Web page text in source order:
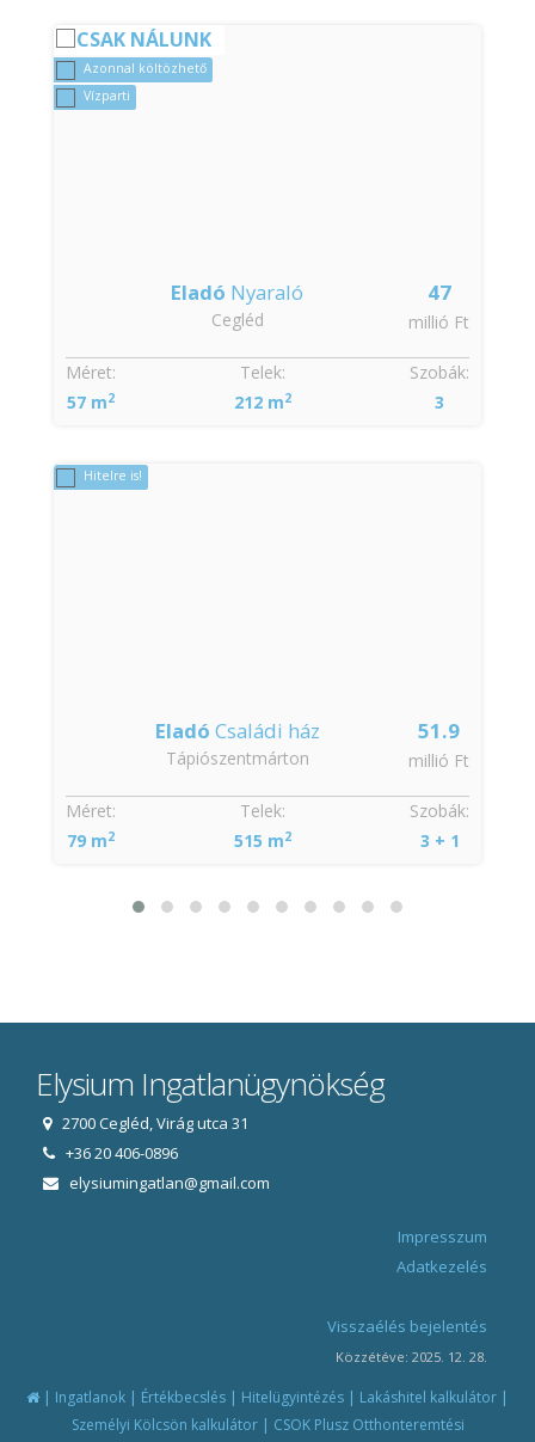
CSAK NÁLUNK
Azonnal költözhető
Vízparti
47
millió Ft
Eladó Nyaraló
Cegléd
Szobák:
3
Méret:
57 m2
Telek:
212 m2
Hitelre is!
51.9
millió Ft
Eladó Családi ház
Tápiószentmárton
Szobák:
3 + 1
Méret:
79 m2
Telek:
515 m2
Elysium Ingatlanügynökség
2700 Cegléd, Virág utca 31
+36 20 406-0896
elysiumingatlan@gmail.com
Impresszum
Adatkezelés
Visszaélés bejelentés
Közzétéve: 2025. 12. 28.
| Ingatlanok | Értékbecslés | Hitelügyintézés | Lakáshitel kalkulátor |
Személyi Kölcsön kalkulátor| CSOK Plusz Otthonteremtési